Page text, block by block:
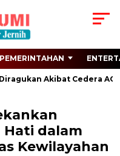
PEMERINTAHAN
Akibat Cedera ACL
Hati dalam
Kewilayahan